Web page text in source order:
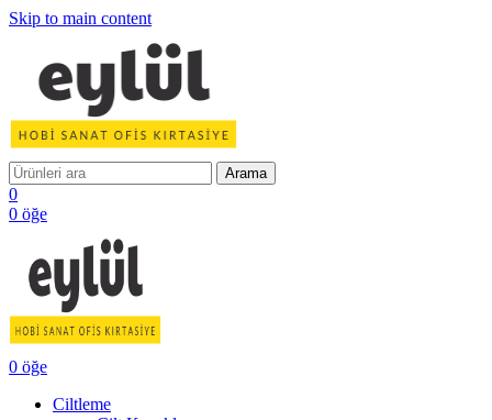
Skip to main content
Arama
0
0 öğe
0 öğe
Ciltleme